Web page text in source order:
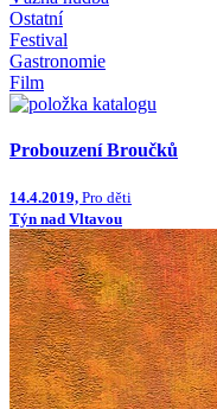
Ostatní
Festival
Gastronomie
Film
Probouzení Broučků
14.4.2019, Pro děti
Týn nad Vltavou